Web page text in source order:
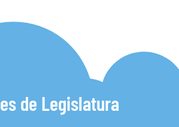
de Legislatura